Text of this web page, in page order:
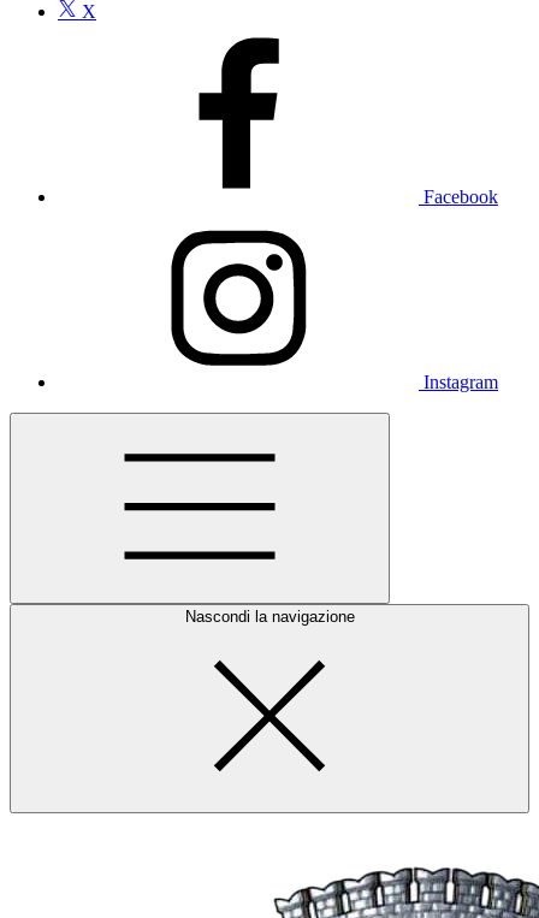
X
Facebook
Instagram
Nascondi la navigazione